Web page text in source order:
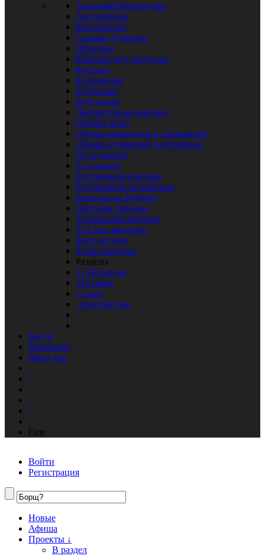
Анатомия Краснодара
Арт-критика
Бар-хоппинг
Глазами Думкина
Игротека
Критика под градусом
Куб.com
Кубловизор
Кублошки
Кубтуризм
Литературная критика
Обзоры кино
Обзоры концертов и спектаклей
Обзоры кубанской блогосферы
От редакции
Ред осмотр
Ресторанная критика
Ресторанная не-критика
Рецепты на Кублоге
Светская хроника
Театральная критика
ТоТ еще разговор
Фото недели
Фэшн-критика
Разделы
CARснодар
На связи
Спорт
Архитектура
Блоги
Компании
Фото дня
Еще
Войти
Регистрация
Новые
Афиша
Проекты ↓
В раздел